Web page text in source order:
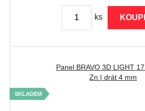
ks
Panel BRAVO 3D LIGHT
Zn | drát 4 mm
SKLADEM